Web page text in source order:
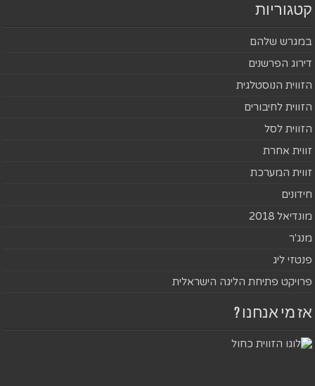
קטגוריות
במגרש שלהם
דירוג הפרשנים
הזווית הנוסטלגית
הזווית לחיבורים
הזווית לסל
זווית אחרת
זווית המערכת
חידונים
מונדיאל 2018
מנג'ר
פנטזי ליג
פרויקט פתיחת הליגה הישראלית
אז מי אנחנו ?